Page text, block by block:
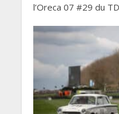
l’Oreca 07 #29 du